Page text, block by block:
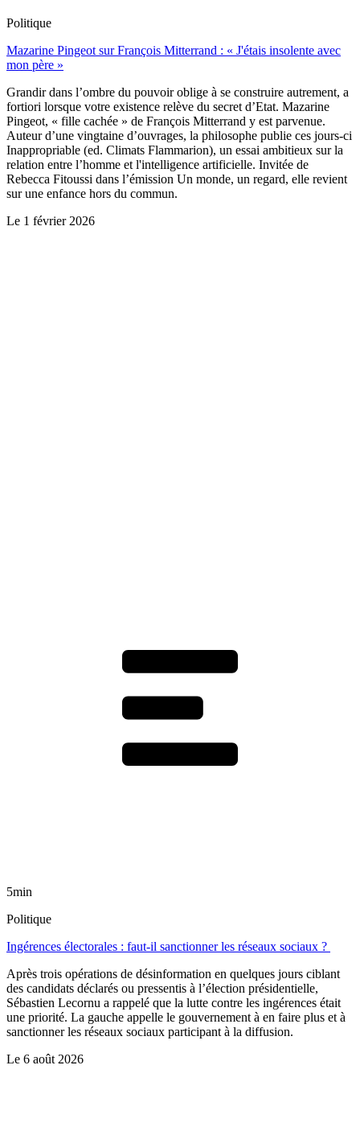
Politique
Mazarine Pingeot sur François Mitterrand : « J'étais insolente avec
mon père »
Grandir dans l’ombre du pouvoir oblige à se construire autrement, a
fortiori lorsque votre existence relève du secret d’Etat. Mazarine
Pingeot, « fille cachée » de François Mitterrand y est parvenue.
Auteur d’une vingtaine d’ouvrages, la philosophe publie ces jours-ci
Inappropriable (ed. Climats Flammarion), un essai ambitieux sur la
relation entre l’homme et l'intelligence artificielle. Invitée de
Rebecca Fitoussi dans l’émission Un monde, un regard, elle revient
sur une enfance hors du commun.
Le 1 février 2026
5min
Politique
Ingérences électorales : faut-il sanctionner les réseaux sociaux ?
Après trois opérations de désinformation en quelques jours ciblant
des candidats déclarés ou pressentis à l’élection présidentielle,
Sébastien Lecornu a rappelé que la lutte contre les ingérences était
une priorité. La gauche appelle le gouvernement à en faire plus et à
sanctionner les réseaux sociaux participant à la diffusion.
Le 6 août 2026